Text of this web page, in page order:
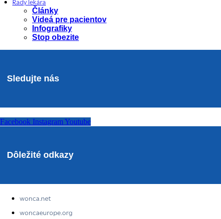
Rady lekára
Články
Videá pre pacientov
Infografiky
Stop obezite
Sledujte nás
Facebook Instagram Youtube
Dôležité odkazy
wonca.net
woncaeurope.org